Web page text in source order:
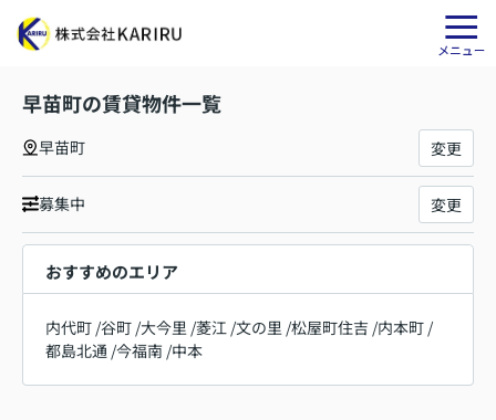
早苗町の賃貸物件一覧
早苗町 変更
募集中 変更
おすすめのエリア
内代町 /谷町 /大今里 /菱江 /文の里 /松屋町住吉 /内本町 /
都島北通 /今福南 /中本